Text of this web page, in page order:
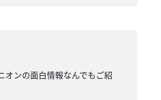
ンの面白情報なんでもご紹